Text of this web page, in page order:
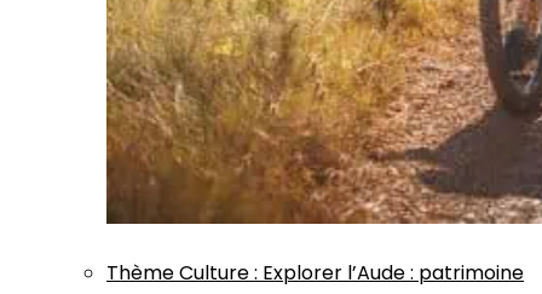
ThèmeCulture: Explorer l’Aude : patrimoine